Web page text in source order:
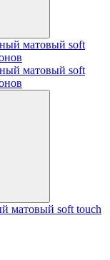
матовый soft touch